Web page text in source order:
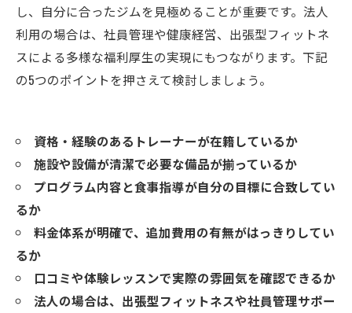
し、自分に合ったジムを見極めることが重要です。法人
利用の場合は、社員管理や健康経営、出張型フィットネ
スによる多様な福利厚生の実現にもつながります。下記
の5つのポイントを押さえて検討しましょう。
資格・経験のあるトレーナーが在籍しているか
施設や設備が清潔で必要な備品が揃っているか
プログラム内容と食事指導が自分の目標に合致してい
るか
料金体系が明確で、追加費用の有無がはっきりしてい
るか
口コミや体験レッスンで実際の雰囲気を確認できるか
法人の場合は、出張型フィットネスや社員管理サポー